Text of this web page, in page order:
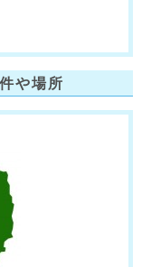
や場所